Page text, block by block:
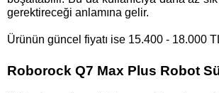
gerektireceği anlamına gelir.
Ürünün güncel fiyatı ise 15.400 - 18.000
Roborock Q7 Max Plus Robot